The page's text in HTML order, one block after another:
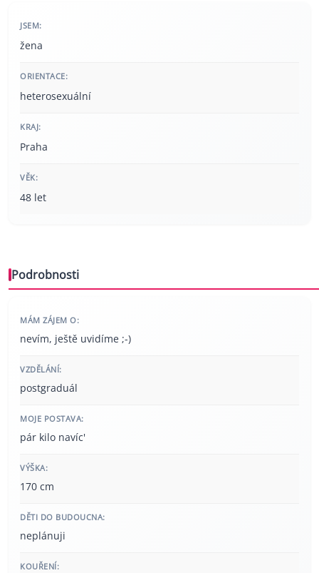
JSEM:
žena
ORIENTACE:
heterosexuální
KRAJ:
Praha
VĚK:
48 let
Podrobnosti
MÁM ZÁJEM O:
nevím, ještě uvidíme ;-)
VZDĚLÁNÍ:
postgraduál
MOJE POSTAVA:
pár kilo navíc'
VÝŠKA:
170 cm
DĚTI DO BUDOUCNA:
neplánuji
KOUŘENÍ: